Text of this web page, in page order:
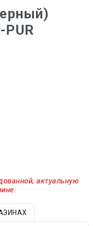
актуальную